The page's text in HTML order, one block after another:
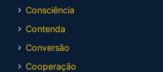
Consciência
Contenda
Conversão
Cooperação